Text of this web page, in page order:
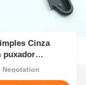
Cinza
puxador
Negotation